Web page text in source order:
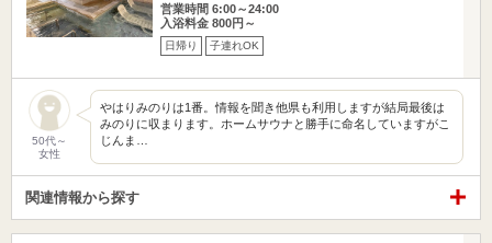
営業時間 6:00～24:00
入浴料金 800円～
日帰り 子連れOK
50代～
女性
やはりみのりは1番。情報を聞き他県も利用しますが結局最後は
みのりに収まります。ホームサウナと勝手に命名していますがこ
じんま…
関連情報から探す